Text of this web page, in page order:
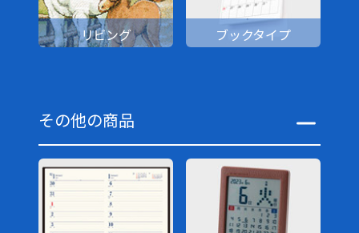
リビング ブックタイプ
その他の商品